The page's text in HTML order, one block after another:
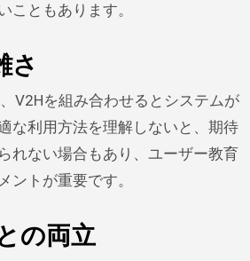
こともあります。
さ
V2Hを組み合わせるとシステムが
な利用方法を理解しないと、期待
れない場合もあり、ユーザー教育
ントが重要です。
の両立